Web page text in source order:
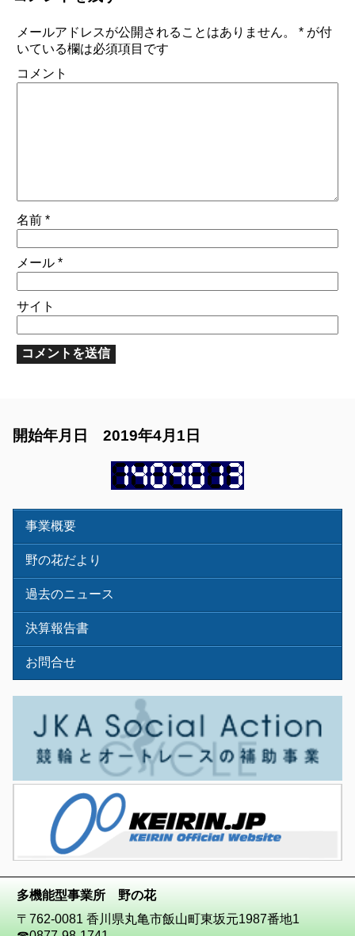
メールアドレスが公開されることはありません。 *が付
いている欄は必須項目です
コメント
名前 *
メール *
サイト
開始年月日 2019年4月1日
事業概要
野の花だより
過去のニュース
決算報告書
お問合せ
多機能型事業所 野の花
〒762-0081 香川県丸亀市飯山町東坂元1987番地1